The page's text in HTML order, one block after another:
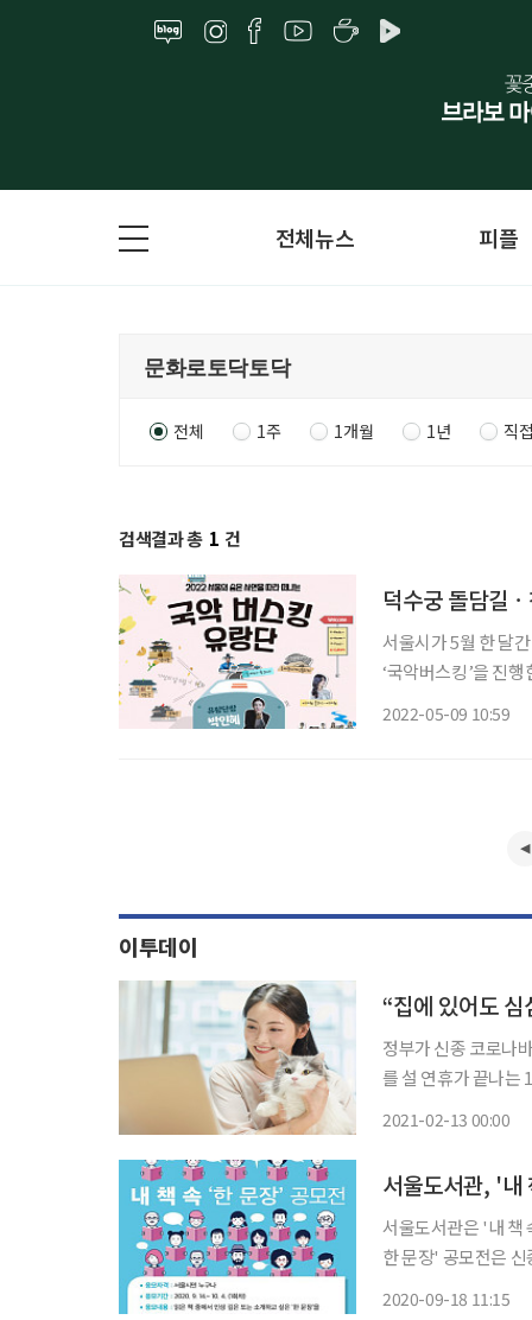
전체뉴스 피플
전체 1주 1개월 1년 직
검색결과 총 1 건
덕수궁 돌담길
서울시가 5월 한 달
‘국악버스킹’을 진행한다. 국악버스킹은 코로나19로 인해 지난 2년간 비
2022-05-09 10:59
이투데이
정부가 신종 코로나
를 설 연휴가 끝나는
2021-02-13 00:00
서울도서관, '내
서울도서관은 '내 책
한 문장' 공모전은
2020-09-18 11:15